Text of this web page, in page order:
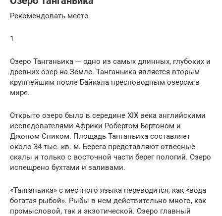
Рекомендовать место
1
Озеро Танганьика — одно из самых длинных, глубоких и
древних озер на Земле. Танганьика является вторым
крупнейшим после Байкала пресноводным озером в
мире.
Открыто озеро было в середине XIX века английскими
исследователями Африки Робертом Бертоном и
Джоном Спиком. Площадь Танганьика составляет
около 34 тыс. кв. м. Берега представляют отвесные
скалы и только с восточной части берег пологий. Озеро
испещрено бухтами и заливами.
«Танганьика» с местного языка переводится, как «вода
богатая рыбой». Рыбы в нем действительно много, как
промысловой, так и экзотической. Озеро главный